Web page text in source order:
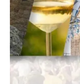
ECONOMIA
SERVIZI ALLE IMPRESE
LAVORO
BANDI